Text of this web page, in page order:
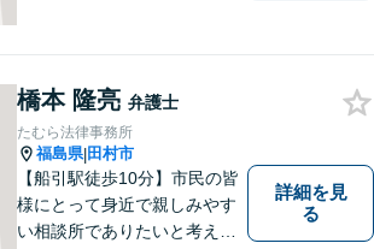
橋本 隆亮 弁護士
たむら法律事務所
福島県|田村市
【船引駅徒歩10分】市民の皆
様にとって身近で親しみやす
い相談所でありたいと考えて
詳細を見
る